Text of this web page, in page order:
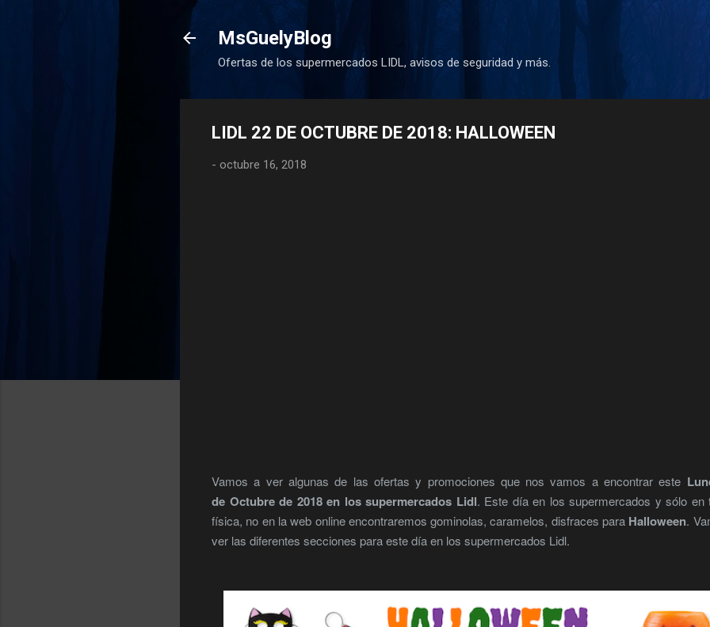
MsGuelyBlog
Ofertas de los supermercados LIDL, avisos de seguridad y más.
LIDL 22 DE OCTUBRE DE 2018: HALLOWEEN
- octubre 16, 2018
Vamos a ver algunas de las ofertas y promociones que nos vamos a encontrar este
de Octubre de 2018 en los supermercados Lidl. Este día en los supermercados y sólo en
física, no en la web online encontraremos gominolas, caramelos, disfraces para Halloween.
ver las diferentes secciones para este día en los supermercados Lidl.